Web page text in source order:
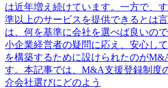
は近年増え続けています。一方で、
準以上のサービスを提供できるとは
は、何を基準に会社を選べば良いの
小企業経営者の疑問に応え、安心し
を構築するために設けられたのが
す。本記事では、M&A支援登録制度
介会社選びにどのよう